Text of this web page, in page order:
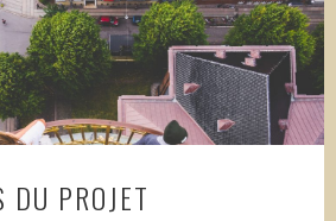
DU PROJET